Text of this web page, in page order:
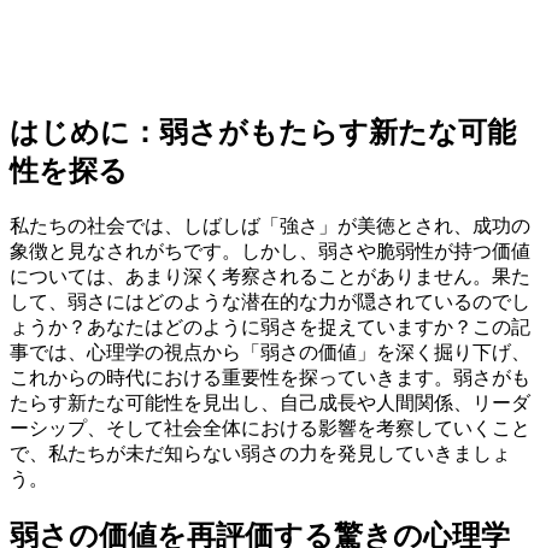
はじめに：弱さがもたらす新たな可能
性を探る
私たちの社会では、しばしば「強さ」が美徳とされ、成功の
象徴と見なされがちです。しかし、弱さや脆弱性が持つ価値
については、あまり深く考察されることがありません。果た
して、弱さにはどのような潜在的な力が隠されているのでし
ょうか？あなたはどのように弱さを捉えていますか？この記
事では、心理学の視点から「弱さの価値」を深く掘り下げ、
これからの時代における重要性を探っていきます。弱さがも
たらす新たな可能性を見出し、自己成長や人間関係、リーダ
ーシップ、そして社会全体における影響を考察していくこと
で、私たちが未だ知らない弱さの力を発見していきましょ
う。
弱さの価値を再評価する驚きの心理学